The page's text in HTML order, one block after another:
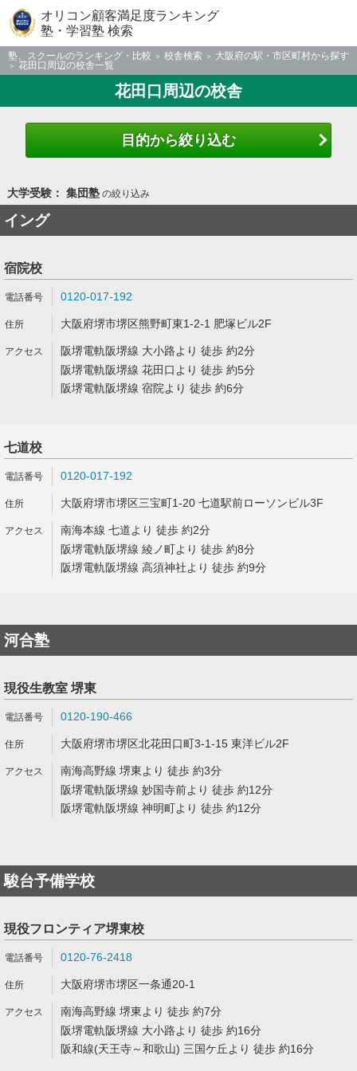
オリコン顧客満足度ランキング
塾・学習塾 検索
塾、スクールのランキング・比較 校舎検索
大阪府の駅・市区町村から探す
花田口周辺の校舎一覧
花田口周辺の校舎
目的から絞り込む
大学受験： 集団塾の絞り込み
イング
宿院校
0120-017-192
大阪府堺市堺区熊野町東1-2-1 肥塚ビル2F
阪堺電軌阪堺線 大小路より 徒歩 約2分
阪堺電軌阪堺線 花田口より 徒歩 約5分
阪堺電軌阪堺線 宿院より 徒歩 約6分
七道校
0120-017-192
大阪府堺市堺区三宝町1-20 七道駅前ローソンビル3F
南海本線 七道より 徒歩 約2分
阪堺電軌阪堺線 綾ノ町より 徒歩 約8分
阪堺電軌阪堺線 高須神社より 徒歩 約9分
河合塾
現役生教室 堺東
0120-190-466
大阪府堺市堺区北花田口町3-1-15 東洋ビル2F
南海高野線 堺東より 徒歩 約3分
阪堺電軌阪堺線 妙国寺前より 徒歩 約12分
阪堺電軌阪堺線 神明町より 徒歩 約12分
駿台予備学校
現役フロンティア堺東校
0120-76-2418
大阪府堺市堺区一条通20-1
南海高野線 堺東より 徒歩 約7分
阪堺電軌阪堺線 大小路より 徒歩 約16分
阪和線(天王寺～和歌山) 三国ケ丘より 徒歩 約16分